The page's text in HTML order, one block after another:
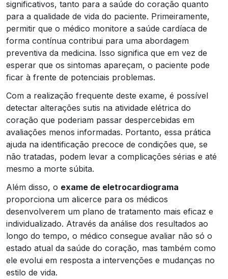
significativos, tanto para a saúde do coração quanto
para a qualidade de vida do paciente. Primeiramente,
permitir que o médico monitore a saúde cardíaca de
forma contínua contribui para uma abordagem
preventiva da medicina. Isso significa que em vez de
esperar que os sintomas apareçam, o paciente pode
ficar à frente de potenciais problemas.
Com a realização frequente deste exame, é possível
detectar alterações sutis na atividade elétrica do
coração que poderiam passar despercebidas em
avaliações menos informadas. Portanto, essa prática
ajuda na identificação precoce de condições que, se
não tratadas, podem levar a complicações sérias e até
mesmo a morte súbita.
Além disso, o exame de eletrocardiograma
proporciona um alicerce para os médicos
desenvolverem um plano de tratamento mais eficaz e
individualizado. Através da análise dos resultados ao
longo do tempo, o médico consegue avaliar não só o
estado atual da saúde do coração, mas também como
ele evolui em resposta a intervenções e mudanças no
estilo de vida.